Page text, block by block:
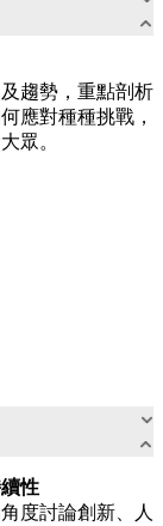
趨勢，重點剖析
應對種種挑戰，
眾。
性
度討論創新、人